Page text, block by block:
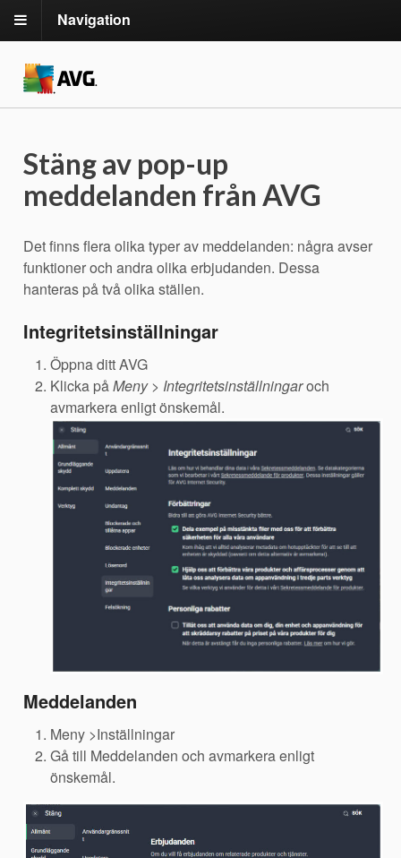
Navigation
Stäng av pop-up
meddelanden från AVG
Det finns flera olika typer av meddelanden: några avser
funktioner och andra olika erbjudanden. Dessa
hanteras på två olika ställen.
Integritetsinställningar
Öppna ditt AVG
Klicka påMeny> Integritetsinställningaroch
avmarkera enligt önskemål.
Meddelanden
Meny >Inställningar
Gå till Meddelanden och avmarkera enligt
önskemål.